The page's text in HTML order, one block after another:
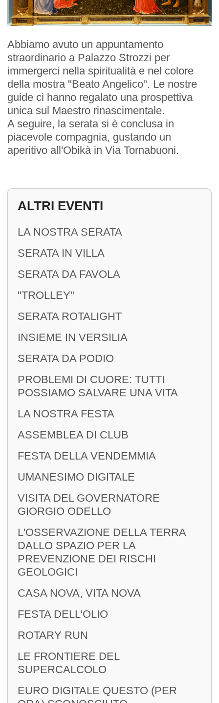
Interact Firenze
PHF
EVENTI
Prossimi Incontri
Service
Premi
CONTATTI
Sede Estiva
Segreteria Di Club
LETTERE DEL
Abbiamo avuto un appuntamento
straordinario a Palazzo Strozzi per
immergerci nella spiritualità e nel colore
della mostra "Beato Angelico". Le nostre
guide ci hanno regalato una prospettiva
unica sul Maestro rinascimentale.
A seguire, la serata si è conclusa in
piacevole compagnia, gustando un
aperitivo all'Obikà in Via Tornabuoni.
ALTRI EVENTI
LA NOSTRA SERATA
SERATA IN VILLA
SERATA DA FAVOLA
"TROLLEY"
SERATA ROTALIGHT
INSIEME IN VERSILIA
SERATA DA PODIO
PROBLEMI DI CUORE: TUTTI
POSSIAMO SALVARE UNA VITA
LA NOSTRA FESTA
ASSEMBLEA DI CLUB
FESTA DELLA VENDEMMIA
UMANESIMO DIGITALE
VISITA DEL GOVERNATORE
GIORGIO ODELLO
L'OSSERVAZIONE DELLA TERRA
DALLO SPAZIO PER LA
PREVENZIONE DEI RISCHI
GEOLOGICI
CASA NOVA, VITA NOVA
FESTA DELL'OLIO
ROTARY RUN
LE FRONTIERE DEL
SUPERCALCOLO
EURO DIGITALE QUESTO (PER